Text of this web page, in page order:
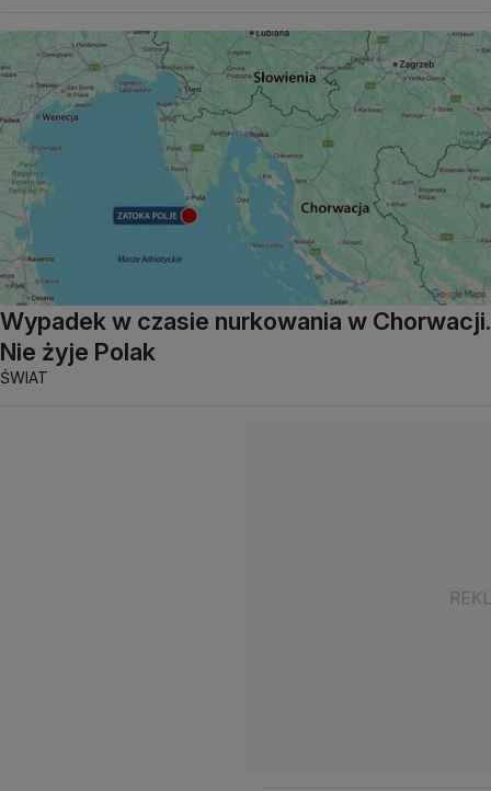
Wypadek w czasie nurkowania w Chorwacji.
Nie żyje Polak
ŚWIAT